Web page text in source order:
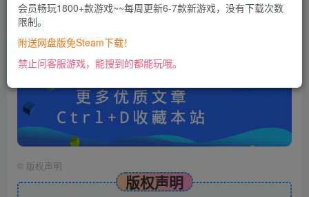
账号密码错误或需要验证码，进售后扣裙1050974489
使用教程：
https://docs.qq.com/doc/DU0VHUUFRS2xDa1Jp
© 版权声明
版权声明
会员畅玩1800+款游戏~~每周更新6-7款新游戏，没有下载次数
限制。
附送网盘版免Steam下载！
禁止问客服游戏，能搜到的都能玩哦。